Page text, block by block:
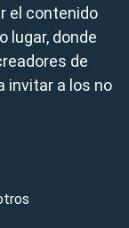
el contenido
lugar, donde
de
invitar a los no